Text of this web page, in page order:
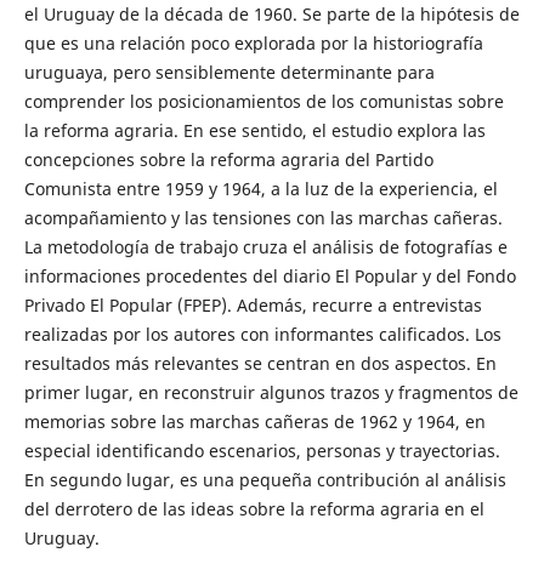
el Uruguay de la década de 1960. Se parte de la hipótesis de
que es una relación poco explorada por la historiografía
uruguaya, pero sensiblemente determinante para
comprender los posicionamientos de los comunistas sobre
la reforma agraria. En ese sentido, el estudio explora las
concepciones sobre la reforma agraria del Partido
Comunista entre 1959 y 1964, a la luz de la experiencia, el
acompañamiento y las tensiones con las marchas cañeras.
La metodología de trabajo cruza el análisis de fotografías e
informaciones procedentes del diario El Popular y del Fondo
Privado El Popular (FPEP). Además, recurre a entrevistas
realizadas por los autores con informantes calificados. Los
resultados más relevantes se centran en dos aspectos. En
primer lugar, en reconstruir algunos trazos y fragmentos de
memorias sobre las marchas cañeras de 1962 y 1964, en
especial identificando escenarios, personas y trayectorias.
En segundo lugar, es una pequeña contribución al análisis
del derrotero de las ideas sobre la reforma agraria en el
Uruguay.